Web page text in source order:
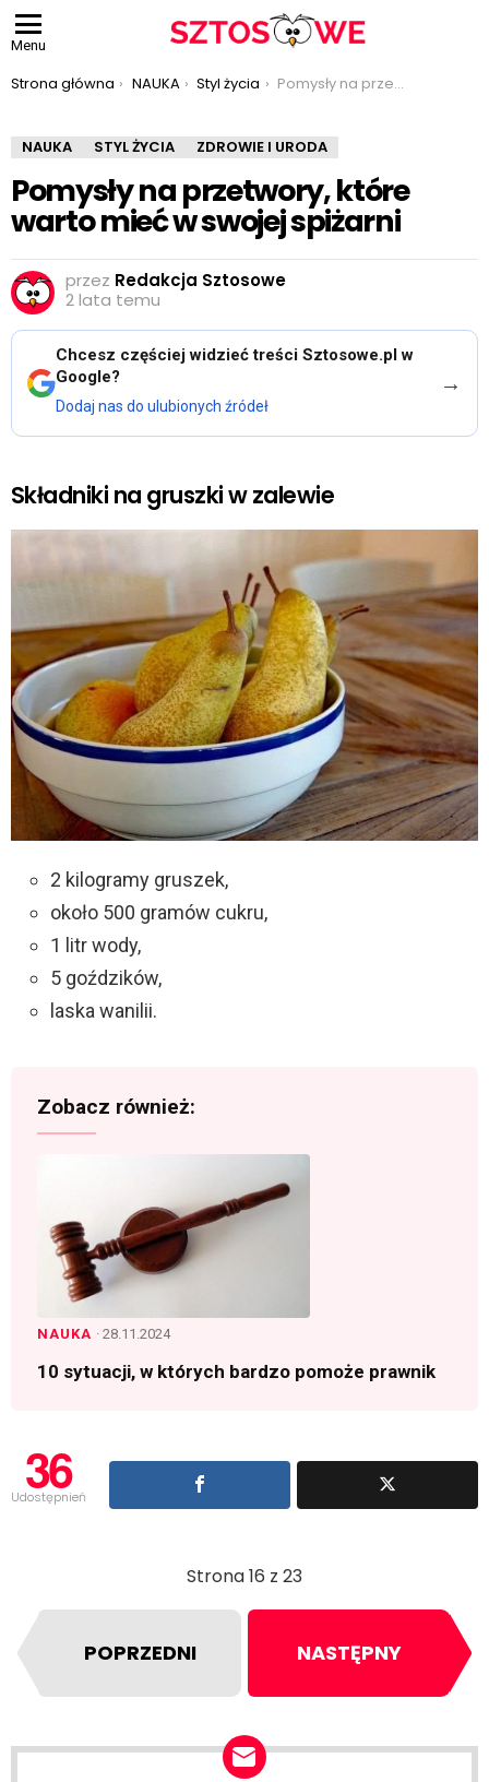
Menu
Jesteś tutaj:
Strona główna NAUKA Styl życia Pomysły na przetwory, które warto mieć w swojej spiżarni
NAUKA STYL ŻYCIA ZDROWIE I URODA
Pomysły na przetwory, które
warto mieć w swojej spiżarni
przez Redakcja Sztosowe
2 lata temu
Chcesz częściej widzieć treści Sztosowe.pl w
Google?
Dodaj nas do ulubionych źródeł
→
Składniki na gruszki w zalewie
2 kilogramy gruszek,
około 500 gramów cukru,
1 litr wody,
5 goździków,
laska wanilii.
Zobacz również:
NAUKA · 28.11.2024
10 sytuacji, w których bardzo pomoże prawnik
36
Udostępnień
Strona 16 z 23
POPRZEDNI NASTĘPNY